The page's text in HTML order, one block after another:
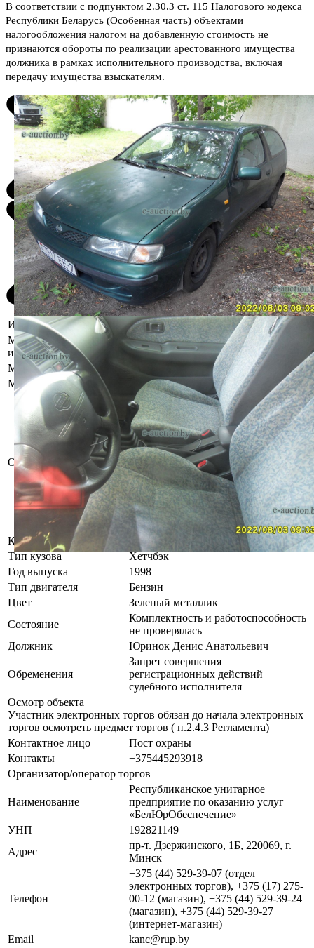
В соответствии с подпунктом 2.30.3 ст. 115 Налогового кодекса
Республики Беларусь (Особенная часть) объектами
налогообложения налогом на добавленную стоимость не
признаются обороты по реализации арестованного имущества
должника в рамках исполнительного производства, включая
передачу имущества взыскателям.
Информация о предмете торгов
Местоположение
имущества
г. Минск, пр-т Дзержинского,1Б
Марка
Модель
Almera
Описание
Отсутствуют ключи. На кузове
сколы и царапины ЛКП, нарушение
ЛКП, коррозия металла во
множественных местах по всем
элементам, проникающая коррозия,
повреждение крыльев, порогов.
Повреждения креплений
декоративных элементов кузова.
коррозия дисков, шины спущены,
возможно повреждены. Салон:
потертости, пятна.
Коробка передач
Механическая
Тип кузова
Хетчбэк
Год выпуска
1998
Тип двигателя
Бензин
Цвет
Зеленый металлик
Состояние
Комплектность и работоспособность
не проверялась
Должник
Юринок Денис Анатольевич
Обременения
Запрет совершения
регистрационных действий
судебного исполнителя
Осмотр объекта
Участник электронных торгов обязан до начала электронных
торгов осмотреть предмет торгов ( п.2.4.3 Регламента)
Контактное лицо
Пост охраны
Контакты
+375445293918
Организатор/оператор торгов
Наименование
Республиканское унитарное
предприятие по оказанию услуг
«БелЮрОбеспечение»
УНП
192821149
Адрес
пр-т. Дзержинского, 1Б, 220069, г.
Минск
Телефон
+375 (44) 529-39-07 (отдел
электронных торгов), +375 (17) 275-
00-12 (магазин), +375 (44) 529-39-24
(магазин), +375 (44) 529-39-27
(интернет-магазин)
Email
kanc@rup.by